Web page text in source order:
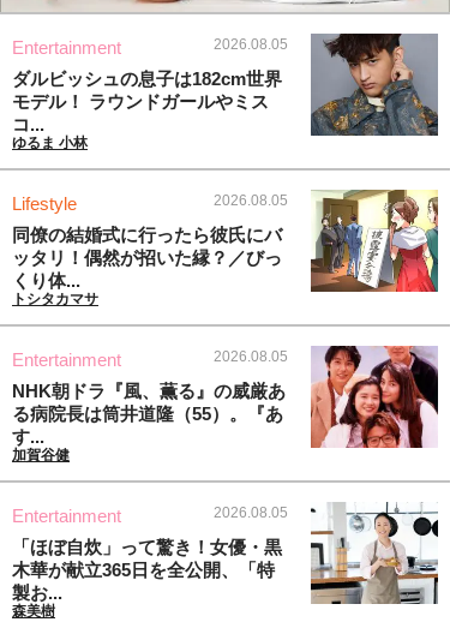
Entertainment 2026.08.05
ダルビッシュの息子は182cm世界
モデル！ ラウンドガールやミス
コ...
ゆるま 小林
Lifestyle 2026.08.05
同僚の結婚式に行ったら彼氏にバ
ッタリ！偶然が招いた縁？／びっ
くり体...
トシタカマサ
Entertainment 2026.08.05
NHK朝ドラ『風、薫る』の威厳あ
る病院長は筒井道隆（55）。『あ
す...
加賀谷健
Entertainment 2026.08.05
「ほぼ自炊」って驚き！女優・黒
木華が献立365日を全公開、「特
製お...
森美樹